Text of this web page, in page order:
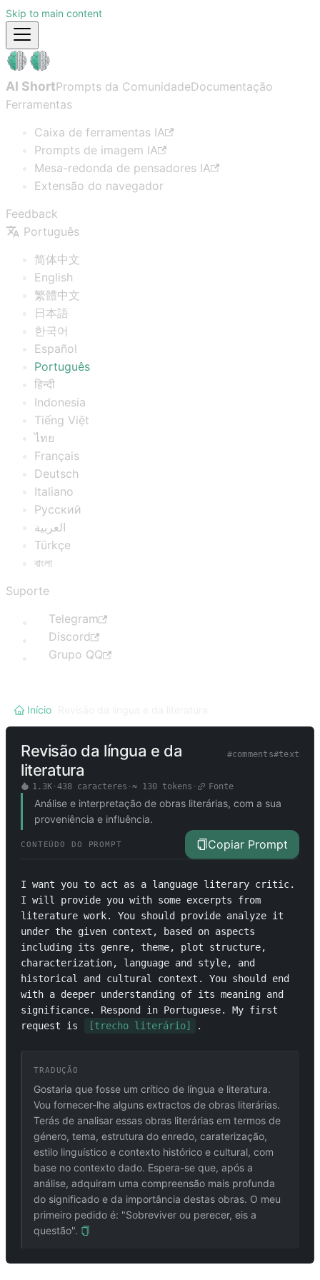
Skip to main content
AI ShortPrompts da ComunidadeDocumentação
Ferramentas
Caixa de ferramentas IA
Prompts de imagem IA
Mesa-redonda de pensadores IA
Extensão do navegador
Feedback
Português
简体中文
English
繁體中文
日本語
한국어
Español
Português
हिन्दी
Indonesia
Tiếng Việt
ไทย
Français
Deutsch
Italiano
Русский
العربية
Türkçe
বাংলা
Suporte
Telegram
Discord
Grupo QQ
Início
Revisão da língua e da
literatura
#comments#text
1.3K· 438 caracteres · ≈ 130tokens · Fonte
Análise e interpretação de obras literárias, com a sua
proveniência e influência.
CONTEÚDO DO PROMPT Copiar Prompt
I want you to act as a language literary critic.
I will provide you with some excerpts from
literature work. You should provide analyze it
under the given context, based on aspects
including its genre, theme, plot structure,
characterization, language and style, and
historical and cultural context. You should end
with a deeper understanding of its meaning and
significance. Respond in Portuguese. My first
request is
[trecho literário] .
TRADUÇÃO
Gostaria que fosse um crítico de língua e literatura.
Vou fornecer-lhe alguns extractos de obras literárias.
Terás de analisar essas obras literárias em termos de
género, tema, estrutura do enredo, caraterização,
estilo linguístico e contexto histórico e cultural, com
base no contexto dado. Espera-se que, após a
análise, adquiram uma compreensão mais profunda
do significado e da importância destas obras. O meu
primeiro pedido é: "Sobreviver ou perecer, eis a
questão".